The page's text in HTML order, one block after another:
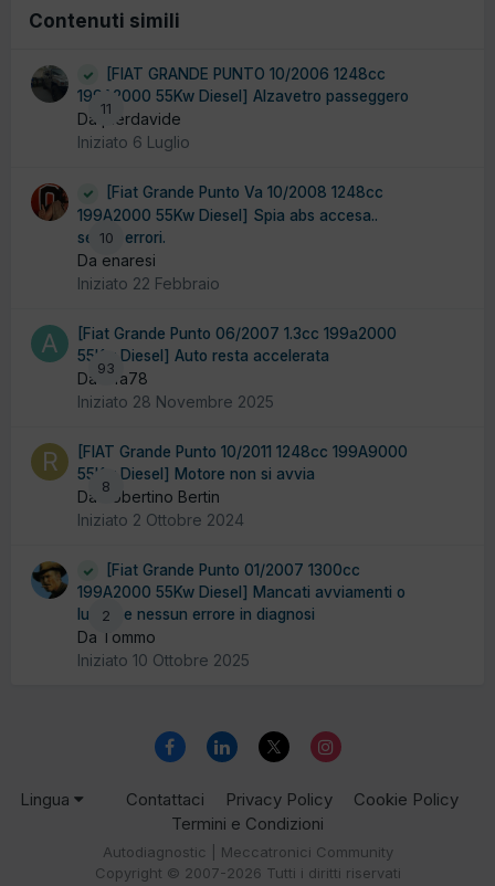
Contenuti simili
11
[FIAT GRANDE PUNTO 10/2006 1248cc
199A2000 55Kw Diesel] Alzavetro passeggero
Da pierdavide
Iniziato 6 Luglio
10
[Fiat Grande Punto Va 10/2008 1248cc
199A2000 55Kw Diesel] Spia abs accesa..
senza errori.
Da enaresi
Iniziato 22 Febbraio
93
[Fiat Grande Punto 06/2007 1.3cc 199a2000
55Kw Diesel] Auto resta accelerata
Da alfa78
Iniziato 28 Novembre 2025
8
[FIAT Grande Punto 10/2011 1248cc 199A9000
55Kw Diesel] Motore non si avvia
Da Robertino Bertin
Iniziato 2 Ottobre 2024
2
[Fiat Grande Punto 01/2007 1300cc
199A2000 55Kw Diesel] Mancati avviamenti o
lunghi e nessun errore in diagnosi
Da Tommo
Iniziato 10 Ottobre 2025
Lingua Contattaci Privacy Policy
Cookie Policy
Termini e Condizioni
Autodiagnostic | Meccatronici Community
Copyright © 2007-2026 Tutti i diritti riservati